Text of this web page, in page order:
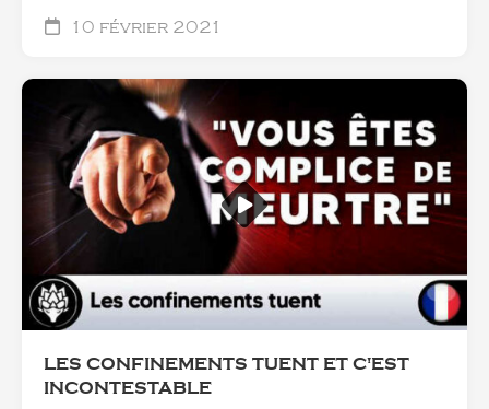
10 février 2021
LES CONFINEMENTS TUENT ET C'EST
INCONTESTABLE